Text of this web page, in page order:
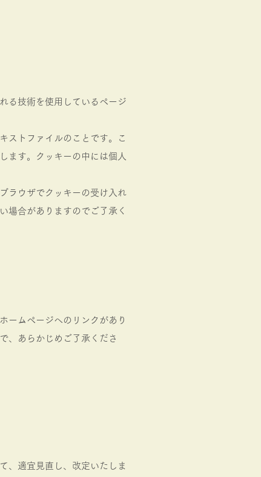
る技術を使用しているページ
ストファイルのことです。こ
ます。クッキーの中には個人
ラウザでクッキーの受け入れ
場合がありますのでご了承く
ームページへのリンクがあり
、あらかじめご了承くださ
、適宜見直し、改定いたしま